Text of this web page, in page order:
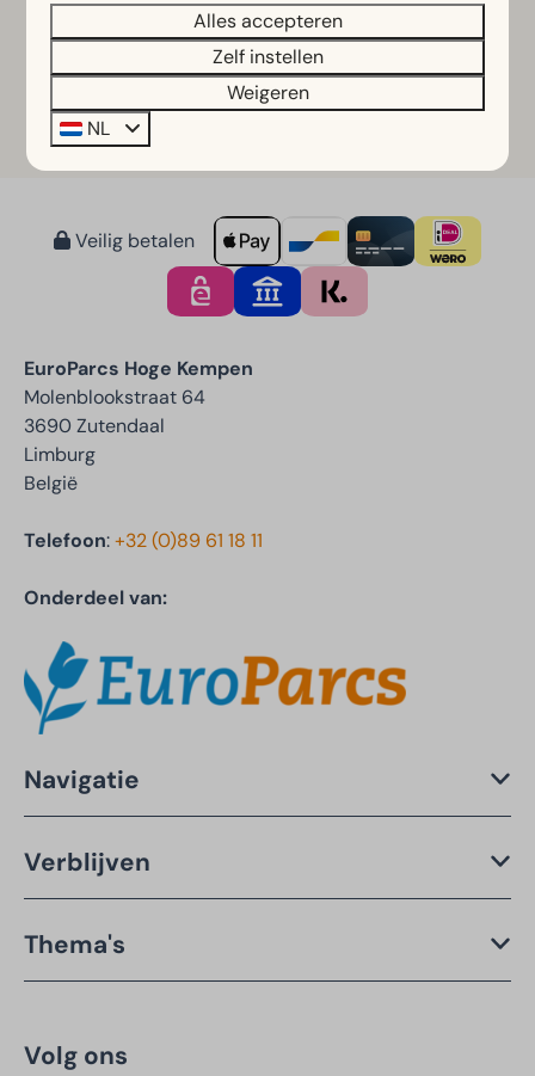
Wil je een vergunning aanschaffen of meer
informatie ontvangen? Kom dan langs bij de
receptie.
Veel visplezier!
Veilig betalen
EuroParcs Hoge Kempen
Molenblookstraat 64
3690 Zutendaal
Limburg
België
Telefoon:+32 (0)89 61 18 11
Onderdeel van:
Navigatie
Verblijven
Thema's
Volg ons
Alles accepteren
Zelf instellen
Weigeren
NL